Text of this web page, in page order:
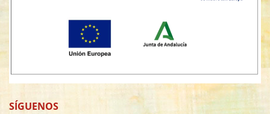
SÍGUENOS